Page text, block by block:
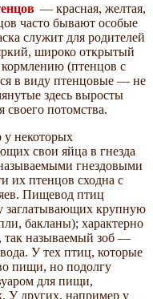
— красная, желтая,
часто бывают особые
служит для родителей
широко открытый
кормлению (птенцов с
в виду птенцовые — не
здесь выросты
своего потомства.
у некоторых
свои яйца в гнезда
гнездовыми
их птенцов сходна с
Пищевод птиц
заглатывающих крупную
бакланы); характерно
так называемый зоб —
У тех птиц, которые
пищи, но подолгу
для пищи,
У других, например у